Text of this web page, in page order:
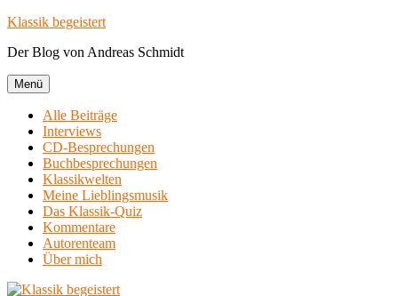
Zum
springen
Klassik begeistert
Der Blog von Andreas Schmidt
Menü
Alle Beiträge
Interviews
CD-Besprechungen
Buchbesprechungen
Klassikwelten
Meine Lieblingsmusik
Das Klassik-Quiz
Kommentare
Autorenteam
Über mich